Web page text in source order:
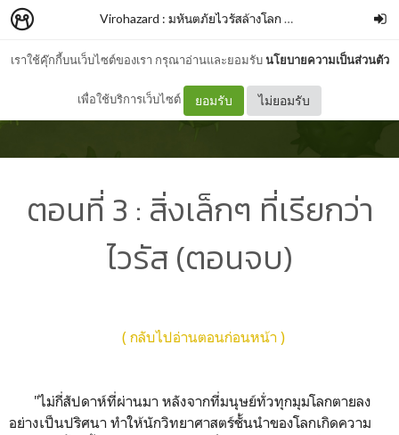
เราใช้คุ๊กกี้บนเว็บไซต์ของเรา กรุณาอ่านและยอมรับนโยบายความเป็นส่วนตัว
เพื่อใช้บริการเว็บไซต์ ยอมรับ ไม่ยอมรับ
Virohazard : มหันตภัยไวรัสล้างโลก Hacker Dewdie
ตอนที่ 3 : สิ่งเล็กๆ ที่เรียกว่า
ไวรัส (ตอนจบ)
( กลับไปอ่านตอนก่อนหน้า )
"ไม่กี่สัปดาห์ที่ผ่านมา หลังจากที่มนุษย์ทั่วทุกมุมโลกตายลง
อย่างเป็นปริศนา ทำให้นักวิทยาศาสตร์ชั้นนำของโลกเกิดความ